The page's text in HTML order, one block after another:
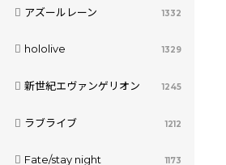
アズールレーン 1332
hololive 1329
新世紀エヴァンゲリオン 1245
ラブライブ 1212
Fate/stay night 1173